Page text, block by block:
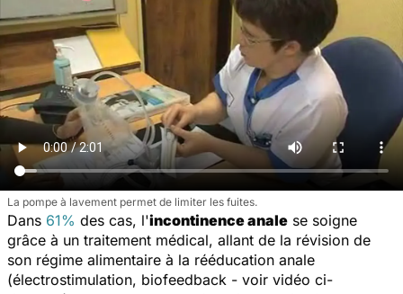
La pompe à lavement permet de limiter les fuites.
Dans 61% des cas, l'incontinence anale se soigne
grâce à un traitement médical, allant de la révision de
son régime alimentaire à la rééducation anale
(électrostimulation, biofeedback - voir vidéo ci-